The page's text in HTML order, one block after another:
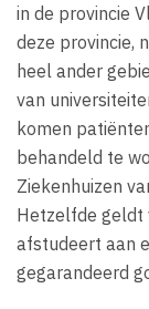
in de provincie
deze provincie,
heel ander
van
komen
behandeld te
Ziekenhuizen
Hetzelfde geldt
afstudeert aan
gegarandeerd